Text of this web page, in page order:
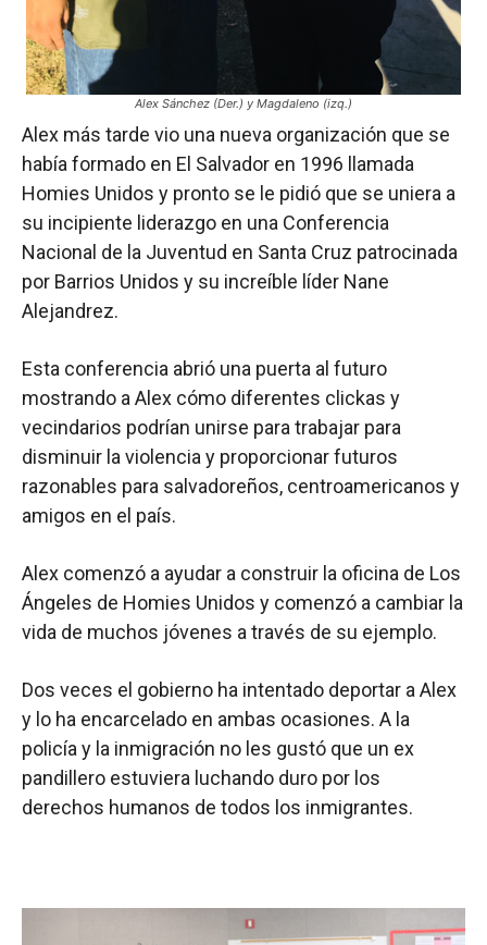
Alex Sánchez (Der.) y Magdaleno (izq.)
Alex más tarde vio una nueva organización que se
había formado en El Salvador en 1996 llamada
Homies Unidos y pronto se le pidió que se uniera a
su incipiente liderazgo en una Conferencia
Nacional de la Juventud en Santa Cruz patrocinada
por Barrios Unidos y su increíble líder Nane
Alejandrez.
Esta conferencia abrió una puerta al futuro
mostrando a Alex cómo diferentes clickas y
vecindarios podrían unirse para trabajar para
disminuir la violencia y proporcionar futuros
razonables para salvadoreños, centroamericanos y
amigos en el país.
Alex comenzó a ayudar a construir la oficina de Los
Ángeles de Homies Unidos y comenzó a cambiar la
vida de muchos jóvenes a través de su ejemplo.
Dos veces el gobierno ha intentado deportar a Alex
y lo ha encarcelado en ambas ocasiones. A la
policía y la inmigración no les gustó que un ex
pandillero estuviera luchando duro por los
derechos humanos de todos los inmigrantes.